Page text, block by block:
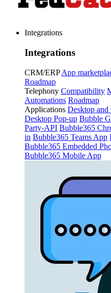
Integrations
Integrations
CRM/ERP App
Roadmap
Telephony Compatibility
Automations Roadmap
Applications Desktop and
Desktop Pop-up Bubble
Party-API Bubble365
in Bubble365 Teams App
Bubble365 Embedded
Bubble365 Mobile App